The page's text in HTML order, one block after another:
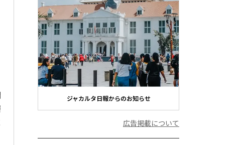
ジャカルタ日報からのお知らせ
広告掲載について